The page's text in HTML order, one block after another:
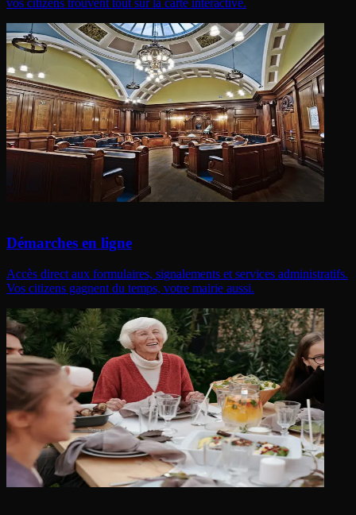
vos citizens trouvent tout sur la carte interactive.
Démarches en ligne
Accès direct aux formulaires, signalements et services administratifs.
Vos citizens gagnent du temps, votre mairie aussi.